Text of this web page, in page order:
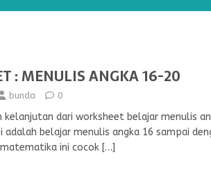
: MENULIS ANGKA 16-20
bunda 0
kelanjutan dari worksheet belajar menulis
adalah belajar menulis angka 16 sampai
ini cocok […]